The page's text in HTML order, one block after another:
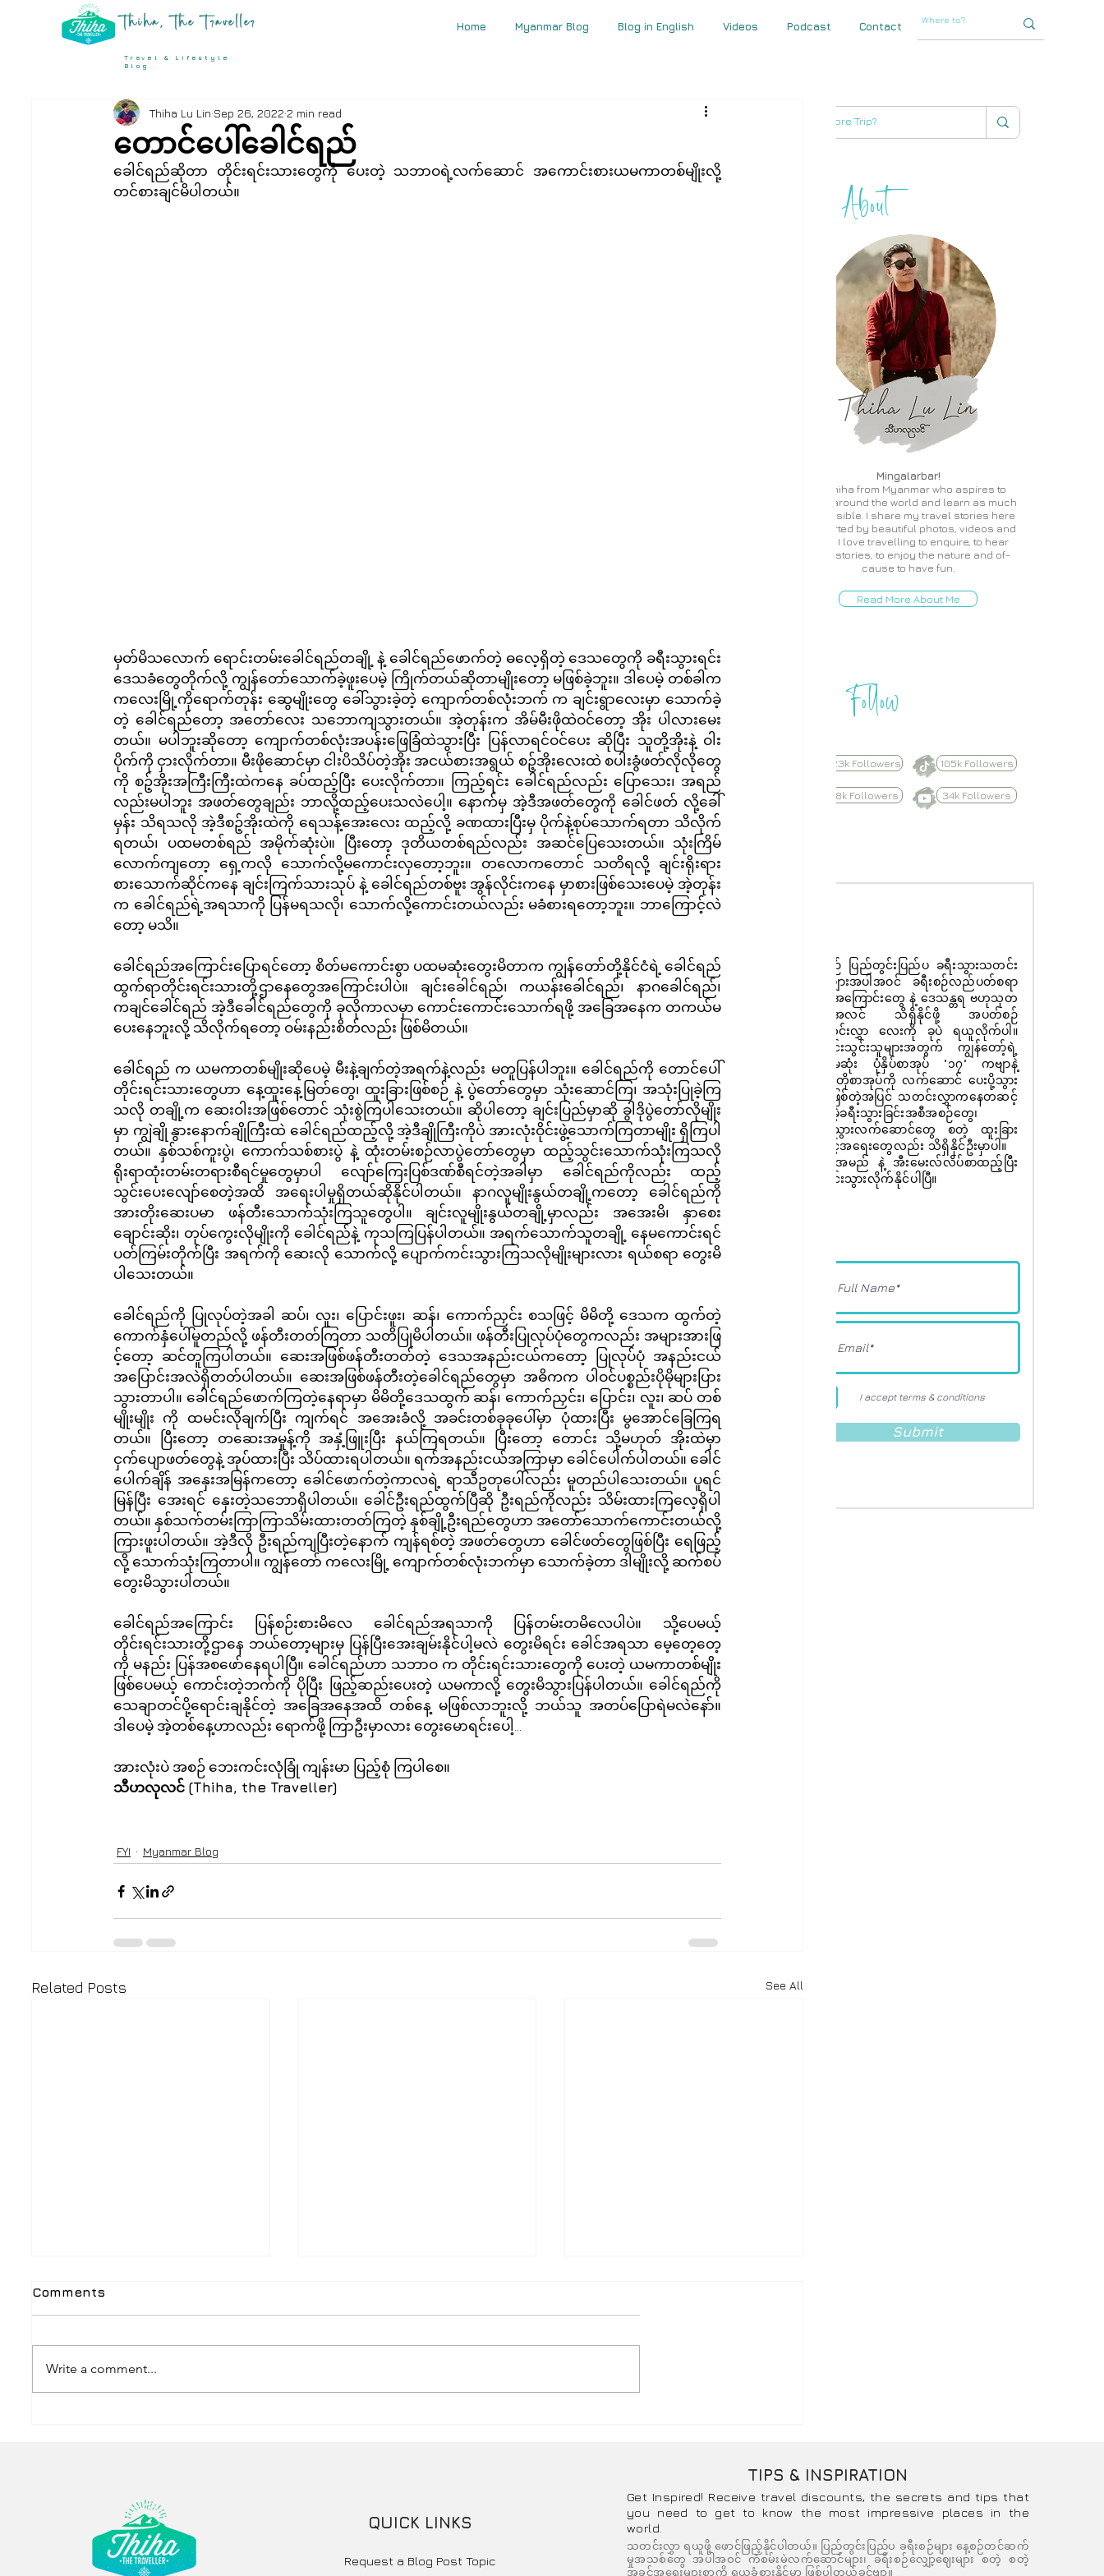
Thiha, The Traveller
Travel & Lifestyle
Blog
Home Myanmar Blog Blog in English Videos Podcast Contact
About
Mingalarbar!
I'm Thiha from Myanmar who aspires to
travel around the world and learn as much
as possible. I share my travel stories here
supported by beautiful photos, videos and
more. I love travelling to enquire, to hear
local stories, to enjoy the nature and of-
cause to have fun.
Read More About Me
Follow
623k Followers 105k Followers
8.8k Followers 34k Followers
နေ့စဉ် ပြည်တွင်းပြည်ပ ခရီးသွားသတင်း
ထူးများအပါအဝင် ခရီးစဉ်လည်ပတ်စရာ
များအကြောင်းတွေ နဲ့ ဒေသန္တရ ဗဟုသုတ
အစုံအလင် သိရှိနိုင်ဖို့ အပတ်စဉ်
သတင်းလွှာ လေးကို ခုပဲ ရယူလိုက်ပါ။
စာရင်းသွင်းသူများအတွက် ကျွန်တော့်ရဲ့
ပထမဆုံး ပုံနှိပ်စာအုပ် "၁၇" ကဗျာနဲ့
ဝတ္ထုတိုစာအုပ်ကို လက်ဆောင် ပေးပို့သွား
မှာ ဖြစ်တဲ့အပြင် သတင်းလွှာကနေတဆင့်
အခမဲ့ခရီးသွားခြင်းအစီအစဉ်တွေ၊
ခရီးသွားလက်ဆောင်တွေ စတဲ့ ထူးခြား
အခွင့်အရေးတွေလည်း သိရှိနိုင်ဦးမှာပါ။
ခုပဲ အမည် နဲ့ အီးမေးလ်လိပ်စာထည့်ပြီး
စာရင်းသွားလိုက်နိုင်ပါပြီ။
I accept terms & conditions
Submit
တောင်ပေါ်ခေါင်ရည်
Thiha Lu Lin Sep 26, 2022 2 min read
ခေါင်ရည်ဆိုတာ တိုင်းရင်းသားတွေကို ပေးတဲ့ သဘာဝရဲ့လက်ဆောင် အကောင်းစားယမကာတစ်မျိုးလို့
တင်စားချင်မိပါတယ်။
မှတ်မိသလောက် ရောင်းတမ်းခေါင်ရည်တချို့ နဲ့ ခေါင်ရည်ဖောက်တဲ့ ဓလေ့ရှိတဲ့ ဒေသတွေကို ခရီးသွားရင်း
ဒေသခံတွေတိုက်လို့ ကျွန်တော်သောက်ခဲ့ဖူးပေမဲ့ ကြိုက်တယ်ဆိုတာမျိုးတော့ မဖြစ်ခဲ့ဘူး။ ဒါပေမဲ့ တစ်ခါက
ကလေးမြို့ကိုရောက်တုန်း ဆွေမျိုးတွေ ခေါ်သွားခဲ့တဲ့ ကျောက်တစ်လုံးဘက် က ချင်းရွာလေးမှာ သောက်ခဲ့
တဲ့ ခေါင်ရည်တော့ အတော်လေး သဘောကျသွားတယ်။ အဲ့တုန်းက အိမ်မီးဖိုထဲဝင်တော့ အိုး ပါလားမေး
တယ်။ မပါဘူးဆိုတော့ ကျောက်တစ်လုံးအပန်းဖြေခြံထဲသွားပြီး ပြန်လာရင်ဝင်ပေး ဆိုပြီး သူတို့အိုးနဲ့ ဝါး
ပိုက်ကို ငှားလိုက်တာ။ မီးဖိုဆောင်မှာ ငါးပိသိပ်တဲ့အိုး အငယ်စားအရွယ် စဉ့်အိုးလေးထဲ စပါးခွံဖတ်လိုလိုတွေ
ကို စဉ့်အိုးအကြီးကြီးထဲကနေ ခပ်ထည့်ပြီး ပေးလိုက်တာ။ ကြည့်ရင်း ခေါင်ရည်လည်း ပြောသေး၊ အရည်
လည်းမပါဘူး အဖတ်တွေချည်း ဘာလို့ထည့်ပေးသလဲပေါ့။ နောက်မှ အဲ့ဒီအဖတ်တွေကို ခေါင်ဖတ် လို့ခေါ်
မှန်း သိရသလို အဲ့ဒီစဉ့်အိုးထဲကို ရေသန့်အေးလေး ထည့်လို့ ခဏထားပြီးမှ ပိုက်နဲ့စုပ်သောက်ရတာ သိလိုက်
ရတယ်၊ ပထမတစ်ရည် အမိုက်ဆုံးပဲ။ ပြီးတော့ ဒုတိယတစ်ရည်လည်း အဆင်ပြေသေးတယ်။ သုံးကြိမ်
လောက်ကျတော့ ရှေ့ကလို သောက်လို့မကောင်းလှတော့ဘူး။ တလောကတောင် သတိရလို့ ချင်းရိုးရား
စားသောက်ဆိုင်ကနေ ချင်းကြက်သားသုပ် နဲ့ ခေါင်ရည်တစ်ဗူး အွန်လိုင်းကနေ မှာစားဖြစ်သေးပေမဲ့ အဲ့တုန်း
က ခေါင်ရည်ရဲ့အရသာကို ပြန်မရသလို၊ သောက်လို့ကောင်းတယ်လည်း မခံစားရတော့ဘူး။ ဘာကြောင့်လဲ
တော့ မသိ။
ခေါင်ရည်အကြောင်းပြောရင်တော့ စိတ်မကောင်းစွာ ပထမဆုံးတွေးမိတာက ကျွန်တော်တို့နိုင်ငံရဲ့ ခေါင်ရည်
ထွက်ရာတိုင်းရင်းသားတို့ဌာနေတွေအကြောင်းပါပဲ။ ချင်းခေါင်ရည်၊ ကယန်းခေါင်ရည်၊ နာဂခေါင်ရည်၊
ကချင်ခေါင်ရည် အဲ့ဒီခေါင်ရည်တွေကို ခုလိုကာလမှာ ကောင်းကောင်းသောက်ရဖို့ အခြေအနေက တကယ်မ
ပေးနေဘူးလို့ သိလိုက်ရတော့ ဝမ်းနည်းစိတ်လည်း ဖြစ်မိတယ်။
ခေါင်ရည် က ယမကာတစ်မျိုးဆိုပေမဲ့ မီးနဲ့ချက်တဲ့အရက်နဲ့လည်း မတူပြန်ပါဘူး။ ခေါင်ရည်ကို တောင်ပေါ်
တိုင်းရင်းသားတွေဟာ နေ့ထူးနေ့မြတ်တွေ၊ ထူးခြားဖြစ်စဉ် နဲ့ ပွဲတော်တွေမှာ သုံးဆောင်ကြ၊ အသုံးပြုခဲ့ကြ
သလို တချို့က ဆေးဝါးအဖြစ်တောင် သုံးစွဲကြပါသေးတယ်။ ဆိုပါတော့ ချင်းပြည်မှာဆို ခွါဒိုပွဲတော်လိုမျိုး
မှာ ကျွဲချို နွားနောက်ချိုကြီးထဲ ခေါင်ရည်ထည့်လို့ အဲ့ဒီချိုကြီးကိုပဲ အားလုံးဝိုင်းဖွဲ့သောက်ကြတာမျိုး ရှိကြပါ
တယ်။ နှစ်သစ်ကူးပွဲ၊ ကောက်သစ်စားပွဲ နဲ့ ထုံးတမ်းစဉ်လာပွဲတော်တွေမှာ ထည့်သွင်းသောက်သုံးကြသလို​
ရိုးရာထုံးတမ်းတရားစီရင်မှုတွေမှာပါ လျော်ကြေးပြစ်ဒဏ်စီရင်တဲ့အခါမှာ ခေါင်ရည်ကိုလည်း ထည့်
သွင်းပေးလျော်စေတဲ့အထိ အရေးပါမှုရှိတယ်ဆိုနိုင်ပါတယ်။ နာဂလူမျိုးနွယ်တချို့ကတော့ ခေါင်ရည်ကို
အားတိုးဆေးပမာ ဖန်တီးသောက်သုံးကြသူတွေပါ။ ချင်းလူမျိုးနွယ်တချို့မှာလည်း အအေးမိ၊ နှာစေး
ချောင်းဆိုး၊ တုပ်ကွေးလိုမျိုးကို ခေါင်ရည်နဲ့ ကုသကြပြန်ပါတယ်။ အရက်သောက်သူတချို့ နေမကောင်းရင်
ပတ်ကြမ်းတိုက်ပြီး အရက်ကို ဆေးလို သောက်လို့ ပျောက်ကင်းသွားကြသလိုမျိုးများလား ရယ်စရာ တွေးမိ
ပါသေးတယ်။
ခေါင်ရည်ကို ပြုလုပ်တဲ့အခါ ဆပ်၊ လူး၊ ပြောင်းဖူး၊ ဆန်၊ ကောက်ညှင်း စသဖြင့် မိမိတို့ ဒေသက ထွက်တဲ့
ကောက်နှံပေါ်မူတည်လို့ ဖန်တီးတတ်ကြတာ သတိပြုမိပါတယ်။ ဖန်တီးပြုလုပ်ပုံတွေကလည်း အများအားဖြ
င့်တော့ ဆင်တူကြပါတယ်။ ဆေးအဖြစ်ဖန်တီးတတ်တဲ့ ဒေသအနည်းငယ်ကတော့ ပြုလုပ်ပုံ အနည်းငယ်
အပြောင်းအလဲရှိတတ်ပါတယ်။ ဆေးအဖြစ်ဖန်တီးတဲ့ခေါင်ရည်တွေမှာ အဓိကက ပါဝင်ပစ္စည်းပိုမိုများပြား
သွားတာပါ။ ခေါင်ရည်ဖောက်ကြတဲ့နေရာမှာ မိမိတို့ဒေသထွက် ဆန်၊ ကောက်ညှင်း၊ ပြောင်း၊ လူး၊ ဆပ် တစ်
မျိုးမျိုး ကို ထမင်းလိုချက်ပြီး ကျက်ရင် အအေးခံလို့ အခင်းတစ်ခုခုပေါ်မှာ ပုံထားပြီး မွအောင်ခြေကြရ
တယ်။ ပြီးတော့ တဆေးအမှုန့်ကို အနှံ့ဖြူးပြီး နယ်ကြရတယ်။ ပြီးတော့ တောင်း သို့မဟုတ် အိုးထဲမှာ
ငှက်ပျောဖတ်တွေနဲ့ အုပ်ထားပြီး သိပ်ထားရပါတယ်။ ရက်အနည်းငယ်အကြာမှာ ခေါင်ပေါက်ပါတယ်။ ခေါင်
ပေါက်ချိန် အနှေးအမြန်ကတော့ ခေါင်ဖောက်တဲ့ကာလရဲ့ ရာသီဥတုပေါ်လည်း မူတည်ပါသေးတယ်။ ပူရင်
မြန်ပြီး အေးရင် နှေးတဲ့သဘောရှိပါတယ်။ ခေါင်ဦးရည်ထွက်ပြီဆို ဦးရည်ကိုလည်း သိမ်းထားကြလေ့ရှိပါ
တယ်။ နှစ်သက်တမ်းကြာကြာသိမ်းထားတတ်ကြတဲ့ နှစ်ချို့ဦးရည်တွေဟာ အတော်သောက်ကောင်းတယ်လို့
ကြားဖူးပါတယ်။ အဲ့ဒီလို​ ဦးရည်ကျပြီးတဲ့နောက် ကျန်ရစ်တဲ့ အဖတ်တွေဟာ ခေါင်ဖတ်တွေဖြစ်ပြီး ရေဖြည့်
လို့ သောက်သုံးကြတာပါ။ ကျွန်တော် ကလေးမြို့ ကျောက်တစ်လုံးဘက်မှာ သောက်ခဲ့တာ ဒါမျိုးလို့ ဆက်စပ်
တွေးမိသွားပါတယ်။
ခေါင်ရည်အကြောင်း ပြန်စဉ်းစားမိလေ ခေါင်ရည်အရသာကို ပြန်တမ်းတမိလေပါပဲ။ သို့ပေမယ့်
တိုင်းရင်းသားတို့ဌာနေ ဘယ်တော့များမှ ပြန်ပြီးအေးချမ်းနိုင်ပါ့မလဲ တွေးမိရင်း ခေါင်အရသာ မေ့တေ့တေ့
ကို မနည်း ပြန်အစဖော်နေရပါပြီ။ ခေါင်ရည်ဟာ သဘာဝ က တိုင်းရင်းသားတွေကို ပေးတဲ့ ယမကာတစ်မျိုး
ဖြစ်ပေမယ့် ကောင်းတဲ့ဘက်ကို ပိုပြီး ဖြည့်ဆည်းပေးတဲ့ ယမကာလို့ တွေးမိသွားပြန်ပါတယ်။ ခေါင်ရည်ကို
သေချာတင်ပို့ရောင်းချနိုင်တဲ့ အခြေအနေအထိ တစ်နေ့ မဖြစ်လာဘူးလို့ ဘယ်သူ အတပ်ပြောရဲမလဲနော်။
ဒါပေမဲ့ အဲ့တစ်နေ့ဟာလည်း ရောက်ဖို့ ကြာဦးမှာလား တွေးမောရင်းပေါ့...
အားလုံးပဲ အစဉ် ဘေးကင်းလုံခြုံ ကျန်းမာ ပြည့်စုံ ကြပါစေ။
သီဟလုလင် (Thiha, the Traveller)
FYI Myanmar Blog
Related Posts See All
Comments
Write a comment...
QUICK LINKS
Request a Blog Post Topic
TIPS & INSPIRATION
Get Inspired! Receive travel discounts, the secrets and tips that
you need to get to know the most impressive places in the
world.
သတင်းလွှာ ရယူဖို့ ဖောင်ဖြည့်နိုင်ပါတယ်။ ပြည်တွင်းပြည်ပ ခရီးစဉ်များ နေ့စဉ်တင်ဆက်
မှုအသစ်တွေ အပါအဝင် ကံစမ်းမဲလက်ဆောင်များ၊ ခရီးစဉ်လျှော့ဈေးများ စတဲ့ စတဲ့
အခွင့်အရေးများစွာကို ရယူခံစားနိုင်မှာ ဖြစ်ပါတယ်ခင်ဗျာ။